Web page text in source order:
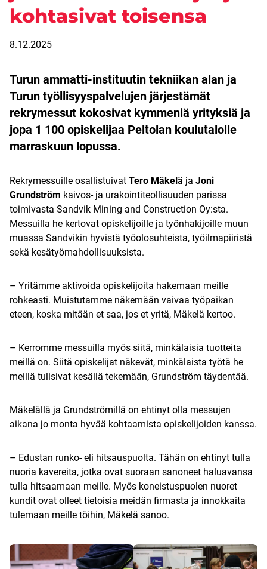
kohtasivat toisensa
8.12.2025
Turun ammatti-instituutin tekniikan alan ja
Turun työllisyyspalvelujen järjestämät
rekrymessut kokosivat kymmeniä yrityksiä ja
jopa 1 100 opiskelijaa Peltolan koulutalolle
marraskuun lopussa.
Rekrymessuille osallistuivat Tero Mäkelä ja Joni
Grundström kaivos- ja urakointiteollisuuden parissa
toimivasta Sandvik Mining and Construction Oy:sta.
Messuilla he kertovat opiskelijoille ja työnhakijoille muun
muassa Sandvikin hyvistä työolosuhteista, työilmapiiristä
sekä kesätyömahdollisuuksista.
– Yritämme aktivoida opiskelijoita hakemaan meille
rohkeasti. Muistutamme näkemään vaivaa työpaikan
eteen, koska mitään et saa, jos et yritä, Mäkelä kertoo.
– Kerromme messuilla myös siitä, minkälaisia tuotteita
meillä on. Siitä opiskelijat näkevät, minkälaista työtä he
meillä tulisivat kesällä tekemään, Grundström täydentää.
Mäkelällä ja Grundströmillä on ehtinyt olla messujen
aikana jo monta hyvää kohtaamista opiskelijoiden kanssa.
– Edustan runko- eli hitsauspuolta. Tähän on ehtinyt tulla
nuoria kavereita, jotka ovat suoraan sanoneet haluavansa
tulla hitsaamaan meille. Myös koneistuspuolen nuoret
kundit ovat olleet tietoisia meidän firmasta ja innokkaita
tulemaan meille töihin, Mäkelä sanoo.